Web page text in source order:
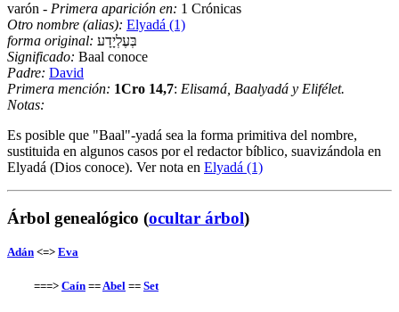
varón - Primera aparición en: 1 Crónicas
Otro nombre (alias): Elyadá (1)
forma original: בְּעֶלְיָדָע
Significado: Baal conoce
Padre: David
Primera mención: 1Cro 14,7: Elisamá, Baalyadá y Elifélet.
Notas:
Es posible que "Baal"-yadá sea la forma primitiva del nombre,
sustituida en algunos casos por el redactor bíblico, suavizándola en
Elyadá (Dios conoce). Ver nota en Elyadá (1)
Árbol genealógico (ocultar árbol)
Adán <=> Eva
===> Caín ==Abel == Set